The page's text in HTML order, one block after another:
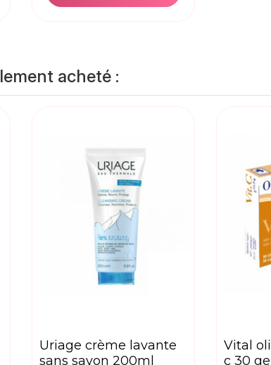
acheté :
uriage crème lavante
sans savon 200ml
vital oligovit vitamine
c 30